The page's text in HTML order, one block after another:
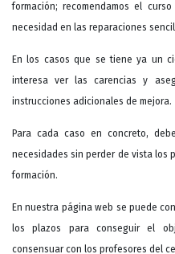
formación; recomendamos el
necesidad en las reparaciones
En los casos que se tiene ya un
interesa ver las carencias y
instrucciones adicionales de mejora.
Para cada caso en concreto,
necesidades sin perder de vista los
formación.
En nuestra página web se puede
los plazos para conseguir el
consensuar con los profesores del